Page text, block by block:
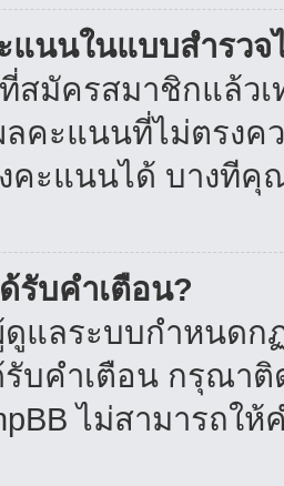
แนนในแบบสำรวจ
สมัครสมาชิกแล้ว
ลคะแนนที่ไม่ตรง
คะแนนได้ บางที
รับคำเตือน?
แลระบบกำหนดก
บคำเตือน กรุณา
ไม่สามารถใ